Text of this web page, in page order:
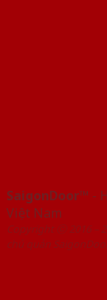
SaigonDoor™ -
Việt Nam
Copyright ⓒ 2016 –
chủ quản